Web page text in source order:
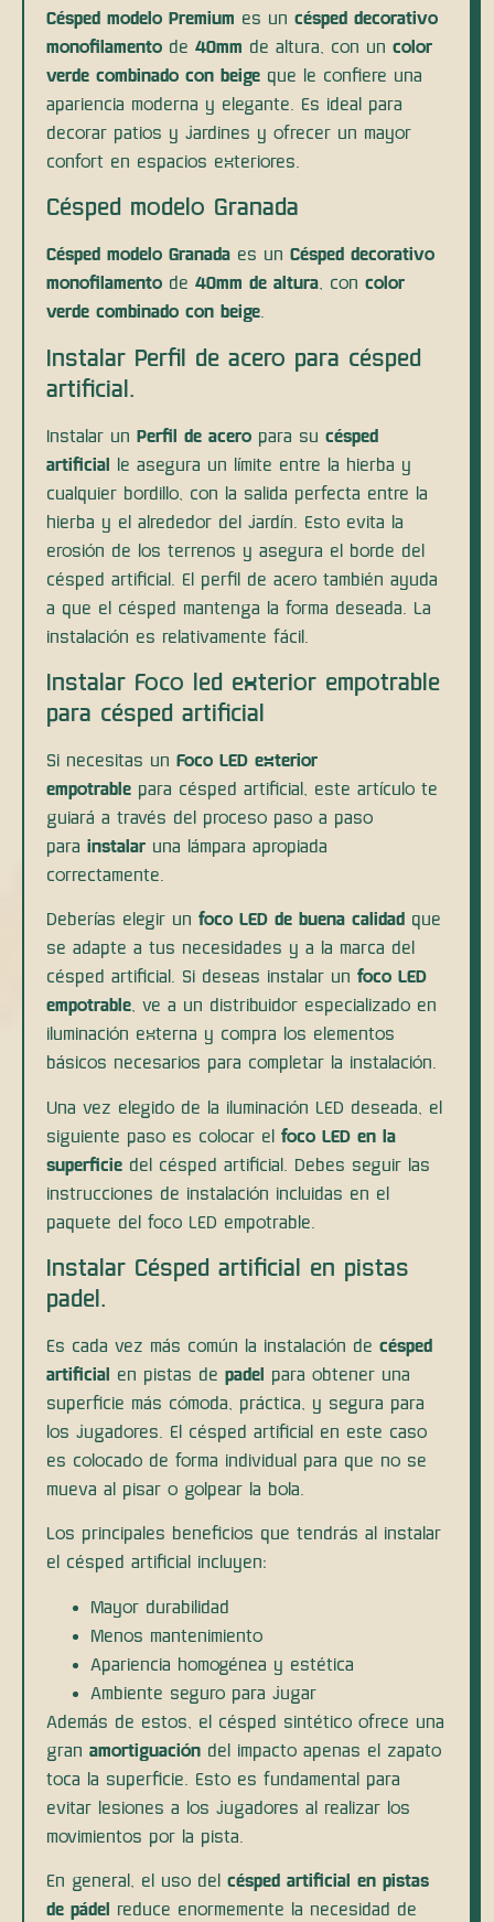
Césped modelo Premium es uncésped decorativo
monofilamento de40mm de altura, con uncolor
verde combinado con beige que le confiere una
apariencia moderna y elegante. Es ideal para
decorar patios y jardines y ofrecer un mayor
confort en espacios exteriores.
Césped modelo Granada
Césped modelo Granada es unCésped decorativo
monofilamento de40mm de altura, concolor
verde combinado con beige.
Instalar Perfil de acero para césped
artificial.
Instalar unPerfil de acero para sucésped
artificial
le asegura un límite entre la hierba y
cualquier bordillo, con la salida perfecta entre la
hierba y el alrededor del jardín. Esto evita la
erosión de los terrenos y asegura el borde del
césped artificial. El perfil de acero también ayuda
a que el césped mantenga la forma deseada. La
instalación es relativamente fácil.
Instalar Foco led exterior empotrable
para césped artificial
Si necesitas unFoco LED exterior
empotrable para césped artificial, este artículo te
guiará a través del proceso paso a paso
parainstalar una lámpara apropiada
correctamente.
Deberías elegir unfoco LED de buena calidad que
se adapte a tus necesidades y a la marca del
césped artificial. Si deseas instalar unfoco LED
empotrable, ve a un distribuidor especializado en
iluminación externa y compra los elementos
básicos necesarios para completar la instalación.
Una vez elegido de la iluminación LED deseada, el
siguiente paso es colocar elfoco LED en la
superficie del césped artificial. Debes seguir las
instrucciones de instalación incluidas en el
paquete del foco LED empotrable.
Instalar Césped artificial en pistas
padel.
Es cada vez más común la instalación decésped
artificial
en pistas depadel
para obtener una
superficie más cómoda, práctica, y segura para
los jugadores. El césped artificial en este caso
es colocado de forma individual para que no se
mueva al pisar o golpear la bola.
Los principales beneficios que tendrás al instalar
el césped artificial incluyen:
Mayor durabilidad
Menos mantenimiento
Apariencia homogénea y estética
Ambiente seguro para jugar
Además de estos, el césped sintético ofrece una
granamortiguación del impacto apenas el zapato
toca la superficie. Esto es fundamental para
evitar lesiones a los jugadores al realizar los
movimientos por la pista.
En general, el uso delcésped artificial en pistas
de pádel
reduce enormemente la necesidad de